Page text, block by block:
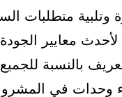
وتلبية
معايير
بالنسبة
وحدات في